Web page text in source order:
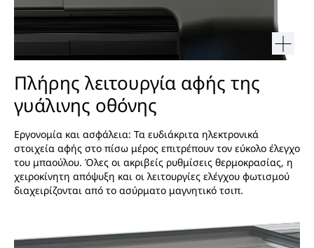
Πλήρης λειτουργία αφής της
γυάλινης οθόνης
Εργονομία και ασφάλεια: Τα ευδιάκριτα ηλεκτρονικά
στοιχεία αφής στο πίσω μέρος επιτρέπουν τον εύκολο έλεγχο
του μπαούλου. Όλες οι ακριβείς ρυθμίσεις θερμοκρασίας, η
χειροκίνητη απόψυξη και οι λειτουργίες ελέγχου φωτισμού
διαχειρίζονται από το ασύρματο μαγνητικό τσιπ.